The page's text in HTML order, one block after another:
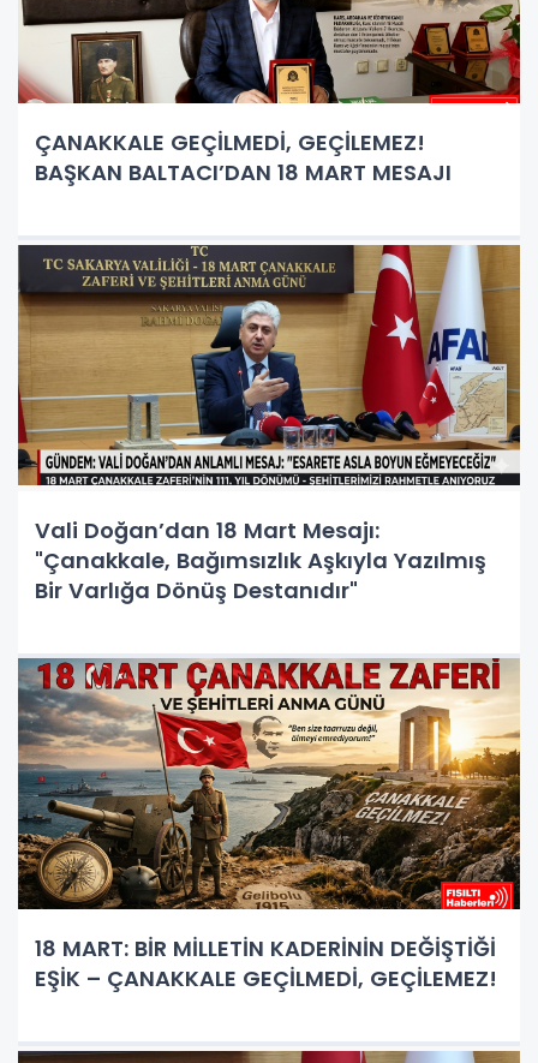
ÇANAKKALE GEÇİLMEDİ, GEÇİLEMEZ!
BAŞKAN BALTACI’DAN 18 MART MESAJI
Vali Doğan’dan 18 Mart Mesajı:
"Çanakkale, Bağımsızlık Aşkıyla Yazılmış
Bir Varlığa Dönüş Destanıdır"
18 MART: BİR MİLLETİN KADERİNİN DEĞİŞTİĞİ
EŞİK – ÇANAKKALE GEÇİLMEDİ, GEÇİLEMEZ!